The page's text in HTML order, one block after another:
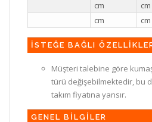
cm
cm
cm
cm
İSTEĞE BAĞLI
Müşteri talebine göre
türü değişebilmektedir, bu
takım fiyatına yansır.
GENEL BİLGİLER